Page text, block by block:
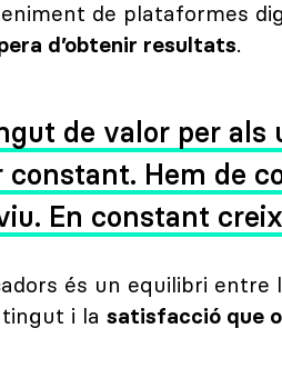
de plataformes
d’obtenir resultats.
de valor per als
constant. Hem de
En constant
és un equilibri entre
i la satisfacció que